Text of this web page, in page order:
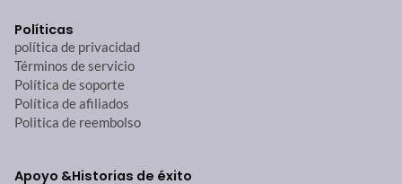
Políticas
política de privacidad
Términos de servicio
Política de soporte
Política de afiliados
Politica de reembolso
Apoyo &Historias de éxito